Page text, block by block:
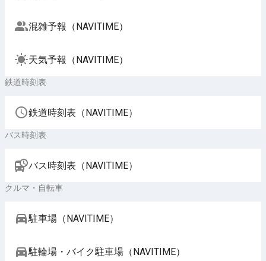
混雑予報（NAVITIME）
天気予報（NAVITIME）
鉄道時刻表
鉄道時刻表（NAVITIME）
バス時刻表
バス時刻表（NAVITIME）
クルマ・自転車
駐車場（NAVITIME）
駐輪場・バイク駐車場（NAVITIME）